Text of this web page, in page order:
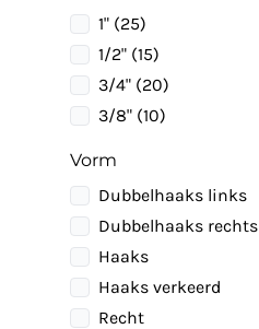
1" (25)
1/2" (15)
3/4" (20)
3/8" (10)
Vorm
Dubbelhaaks links
Dubbelhaaks rechts
Haaks
Haaks verkeerd
Recht